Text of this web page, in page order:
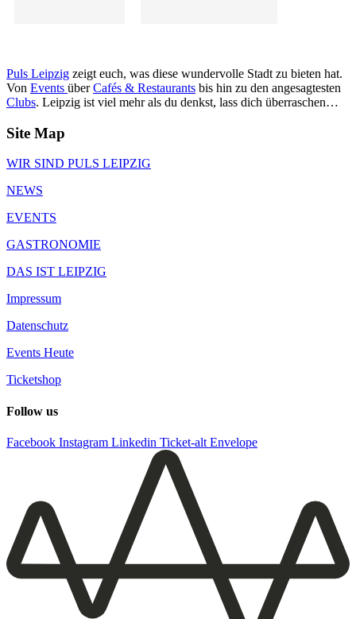
Puls Leipzig zeigt euch, was diese wundervolle Stadt zu bieten hat.
Von Events überCafés & Restaurants bis hin zu den angesagtesten
Clubs. Leipzig ist viel mehr als du denkst, lass dich überraschen…
Site Map
WIR SIND PULS LEIPZIG
NEWS
EVENTS
GASTRONOMIE
DAS IST LEIPZIG
Impressum
Datenschutz
Events Heute
Ticketshop
Follow us
Facebook Instagram Linkedin Ticket-alt Envelope